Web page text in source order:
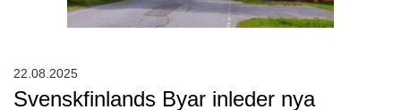
Svenskfinlands Byar inleder nya
22.08.2025